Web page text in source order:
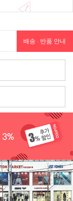
배송 · 반품 안내